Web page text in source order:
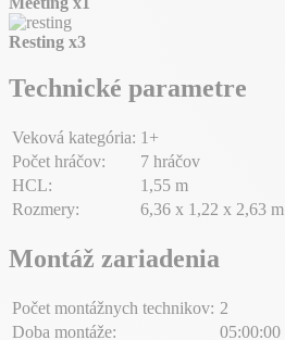
Resting x3
Technické parametre
Veková kategória: 1+
Počet hráčov:
7 hráčov
HCL:
1,55 m
Rozmery:
6,36 x 1,22 x 2,63 m
Montáž zariadenia
Počet montážnych technikov: 2
Doba montáže:
05:00:00